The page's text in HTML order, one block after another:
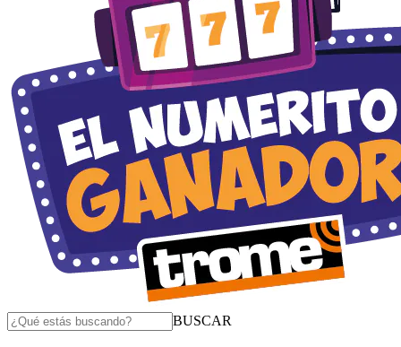
BUSCAR